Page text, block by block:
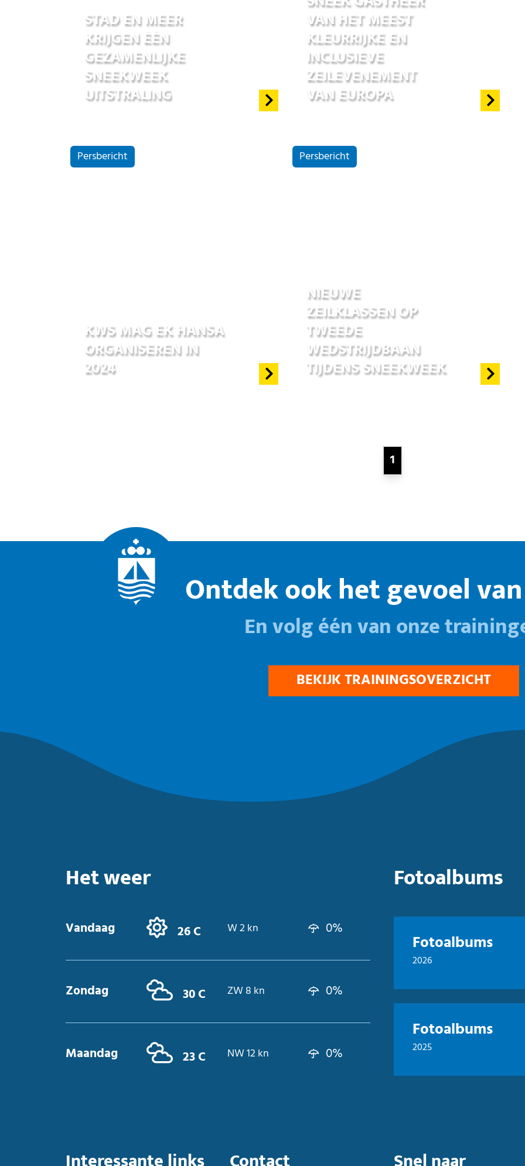
STAD EN MEER
KRIJGEN ÉÉN
GEZAMENLIJKE
SNEEKWEEK
UITSTRALING
VAN HET MEEST
KLEURRIJKE EN
INCLUSIEVE
ZEILEVENEMENT
VAN EUROPA
Persbericht
KWS MAG EK HANSA
ORGANISEREN IN
2024
Persbericht
NIEUWE
ZEILKLASSEN OP
TWEEDE
WEDSTRIJDBAAN
TIJDENS SNEEKWEEK
1
Ontdek ook het gevoel
En volg één van onze
BEKIJK TRAININGSOVERZICHT
Het weer
Vandaag 26 C W 2 kn 0%
Zondag 30 C ZW 8 kn 0%
Maandag 23 C NW 12 kn 0%
Fotoalbums
Fotoalbums
2026
Fotoalbums
2025